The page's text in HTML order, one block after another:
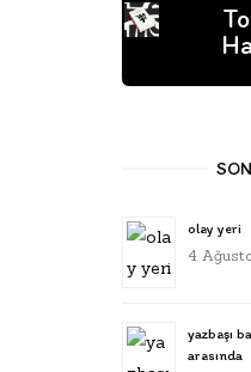
olay yeri
4
yazbaşı
arasında